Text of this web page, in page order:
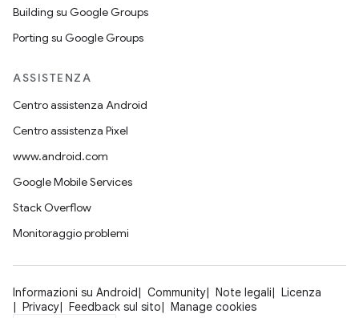
Building su Google Groups
Porting su Google Groups
ASSISTENZA
Centro assistenza Android
Centro assistenza Pixel
www.android.com
Google Mobile Services
Stack Overflow
Monitoraggio problemi
Informazioni su Android Community Note legali
Licenza
Privacy
Feedback sul sito Manage cookies